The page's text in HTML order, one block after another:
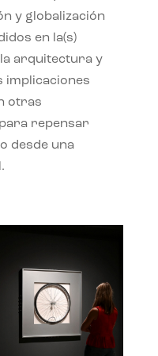
y globalización
en la(s)
arquitectura y
implicaciones
otras
repensar
desde una